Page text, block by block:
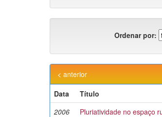
Ordenar por:
< anterior
Data
Título
2006
Pluriatividade no espaço